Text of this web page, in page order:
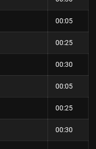
00:05
00:25
00:30
00:05
00:25
00:30